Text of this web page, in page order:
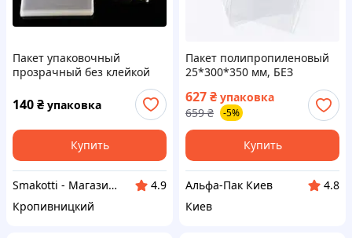
Пакет упаковочный
прозрачный без клейкой
ленты 200*150 мм (100 шт)
140₴ упаковка
Купить
Smakotti - Магазин кондитерских ингредиентов
4.9
Кропивницкий
Пакет полипропиленовый
25*300*350 мм, БЕЗ
627₴ упаковка
659 ₴ -5%
Купить
Альфа-Пак Киев
4.8
Киев